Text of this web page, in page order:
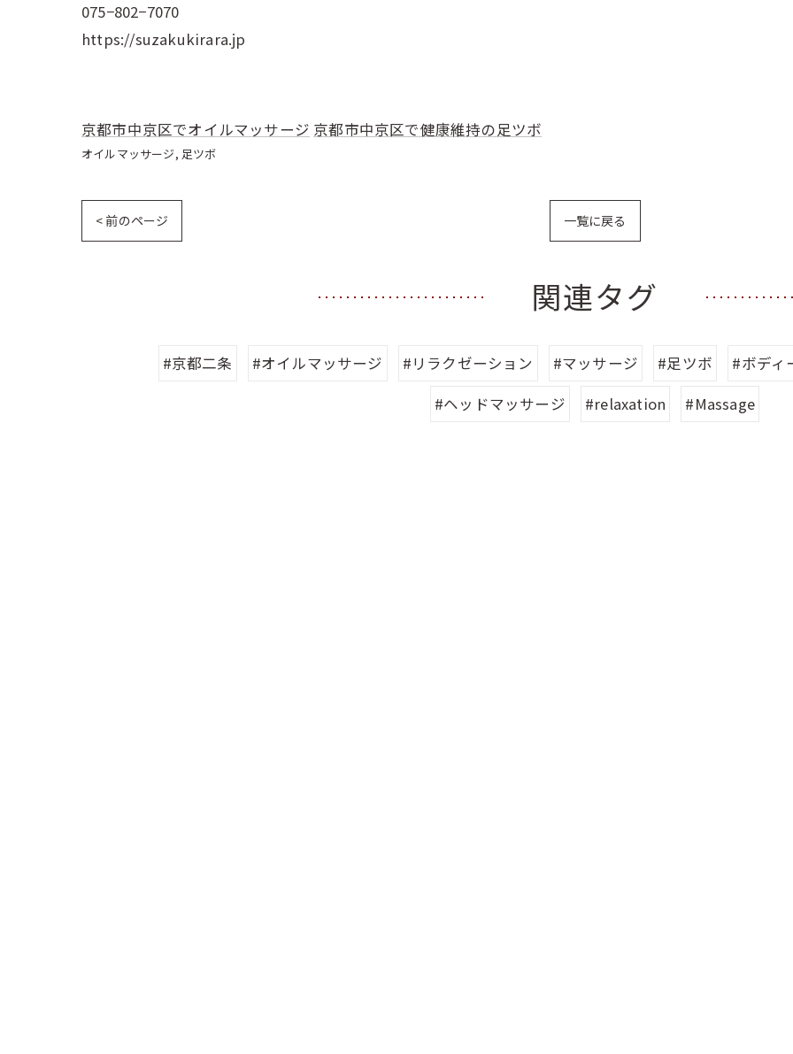
075−802−7070
https://suzakukirara.jp
京都市中京区でオイルマッサージ 京都市中京区で健康維持の足ツボ
オイルマッサージ 足ツボ
< 前のページ 一覧に戻る
関連タグ
#京都二条 #オイルマッサージ #リラクゼーション #マッサージ #足ツボ #ボディ
#ヘッドマッサージ
#relaxation #Massage